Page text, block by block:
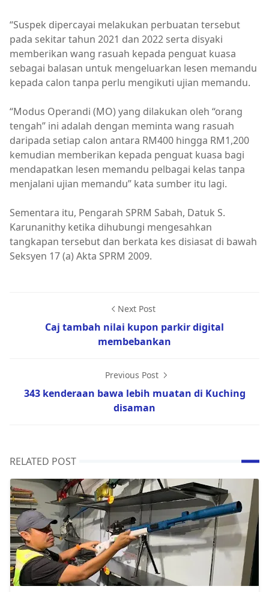
“Suspek dipercayai melakukan perbuatan tersebut
pada sekitar tahun 2021 dan 2022 serta disyaki
memberikan wang rasuah kepada penguat kuasa
sebagai balasan untuk mengeluarkan lesen memandu
kepada calon tanpa perlu mengikuti ujian memandu.
“Modus Operandi (MO) yang dilakukan oleh “orang
tengah” ini adalah dengan meminta wang rasuah
daripada setiap calon antara RM400 hingga RM1,200
kemudian memberikan kepada penguat kuasa bagi
mendapatkan lesen memandu pelbagai kelas tanpa
menjalani ujian memandu” kata sumber itu lagi.
Sementara itu, Pengarah SPRM Sabah, Datuk S.
Karunanithy ketika dihubungi mengesahkan
tangkapan tersebut dan berkata kes disiasat di bawah
Seksyen 17 (a) Akta SPRM 2009.
Next Post
Caj tambah nilai kupon parkir digital
membebankan
Previous Post
343 kenderaan bawa lebih muatan di Kuching
disaman
RELATED POST